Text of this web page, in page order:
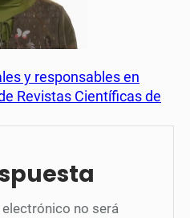
y responsables en
Revistas Científicas de
no será